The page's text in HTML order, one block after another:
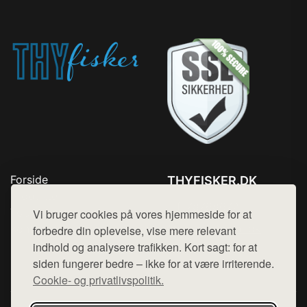
Vi bruger cookies på vores hjemmeside for at
forbedre din oplevelse, vise mere relevant
indhold og analysere trafikken. Kort sagt: for at
siden fungerer bedre – ikke for at være irriterende.
Cookie- og privatlivspolitik.
Forside
Top Rabatter
Kontakt
THYFISKER.DK
Mail: hej@want.dk
Cookie- og privatlivspolitik